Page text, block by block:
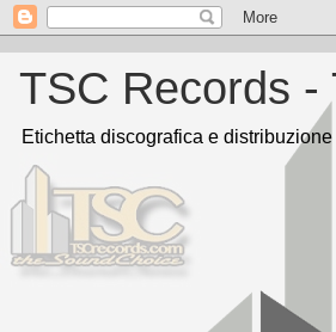
TSC Records -
Etichetta discografica e